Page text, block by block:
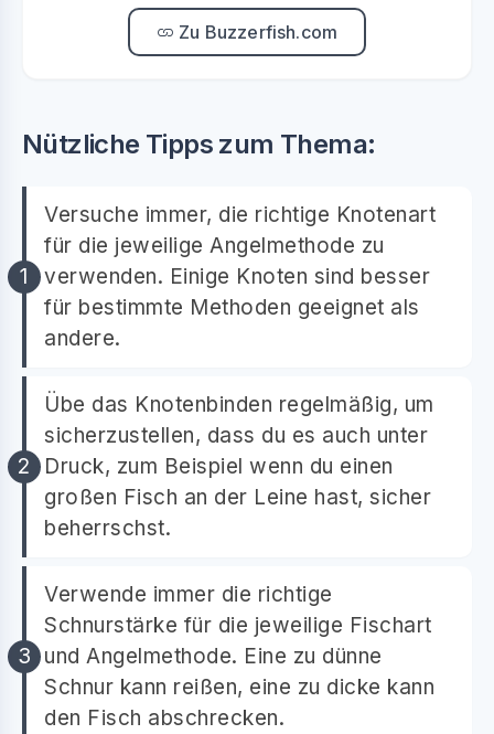
Zu Buzzerfish.com
Nützliche Tipps zum Thema:
Versuche immer, die richtige Knotenart
für die jeweilige Angelmethode zu
verwenden. Einige Knoten sind besser
für bestimmte Methoden geeignet als
andere.
Übe das Knotenbinden regelmäßig, um
sicherzustellen, dass du es auch unter
Druck, zum Beispiel wenn du einen
großen Fisch an der Leine hast, sicher
beherrschst.
Verwende immer die richtige
Schnurstärke für die jeweilige Fischart
und Angelmethode. Eine zu dünne
Schnur kann reißen, eine zu dicke kann
den Fisch abschrecken.